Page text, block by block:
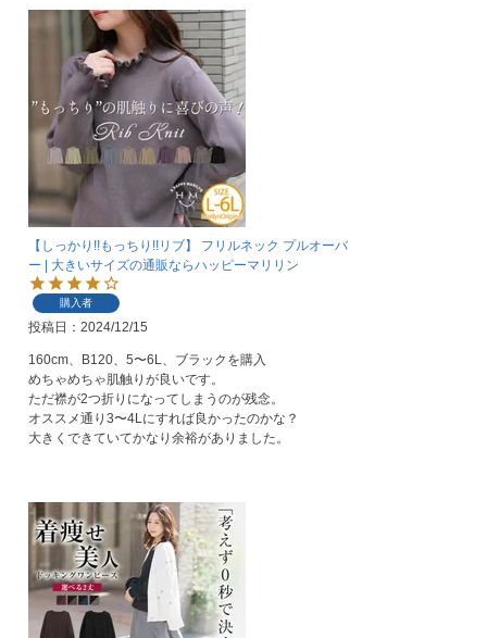
【しっかり!!もっちり!!リブ】 フリルネック プルオーバ
ー | 大きいサイズの通販ならハッピーマリリン
購入者
投稿日 2024/12/15
160cm、B120、5〜6L、ブラックを購入
めちゃめちゃ肌触りが良いです。
ただ襟が2つ折りになってしまうのが残念。
オススメ通り3〜4Lにすれば良かったのかな？
大きくできていてかなり余裕がありました。